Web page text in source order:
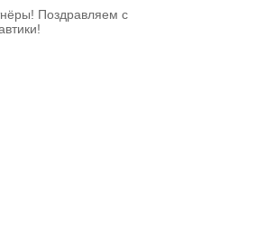
Поздравляем с